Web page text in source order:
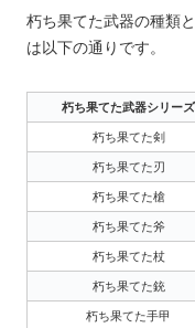
朽ち果てた武器の種類
は以下の通りです。
朽ち果てた武器シリーズ
朽ち果てた剣
朽ち果てた刃
朽ち果てた槍
朽ち果てた斧
朽ち果てた杖
朽ち果てた銃
朽ち果てた手甲